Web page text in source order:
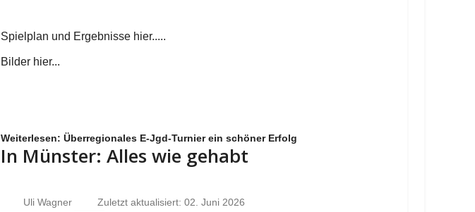
Spielplan und Ergebnisse hier.....
Bilder hier...
Weiterlesen: Überregionales E-Jgd-Turnier ein schöner Erfolg
In Münster: Alles wie gehabt
Uli Wagner Zuletzt aktualisiert: 02. Juni 2026